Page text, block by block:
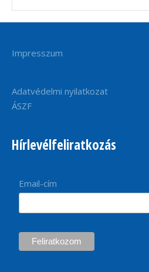
Impresszum
Adatvédelmi nyilatkozat
ÁSZF
Hírlevélfeliratkozás
Email-cím